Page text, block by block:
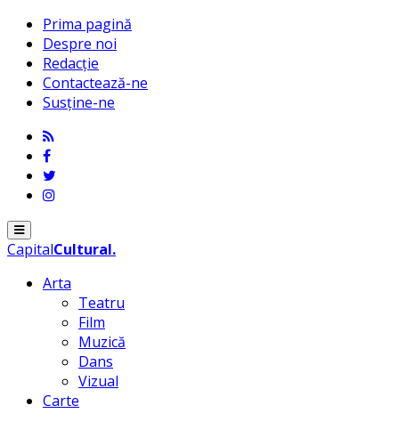
Prima pagină
Despre noi
Redacție
Contactează-ne
Susține-ne
Menu
CapitalCultural.
Arta
Teatru
Film
Muzică
Dans
Vizual
Carte